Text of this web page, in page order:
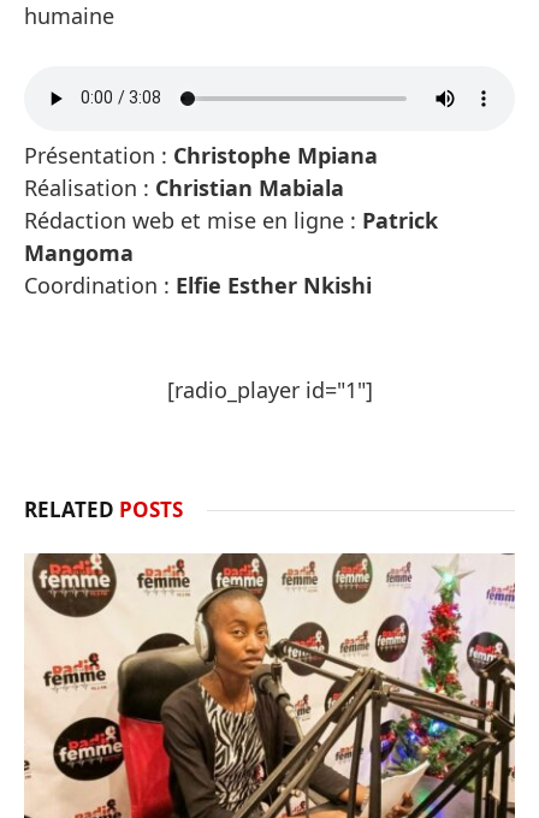
humaine
Présentation : Christophe Mpiana
Réalisation : Christian Mabiala
Rédaction web et mise en ligne : Patrick
Mangoma
Coordination : Elfie Esther Nkishi
[radio_player id="1"]
RELATED POSTS